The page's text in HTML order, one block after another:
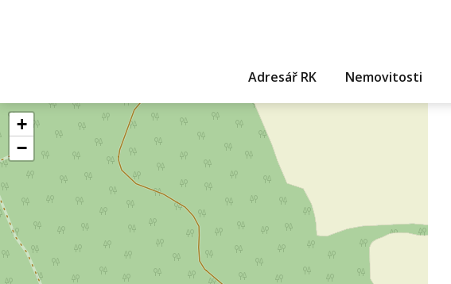
Adresář RK Nemovitosti
+
−